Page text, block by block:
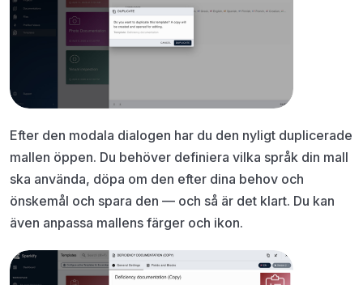
Efter den modala dialogen har du den nyligt duplicerade
mallen öppen. Du behöver definiera vilka språk din mall
ska använda, döpa om den efter dina behov och
önskemål och spara den — och så är det klart. Du kan
även anpassa mallens färger och ikon.